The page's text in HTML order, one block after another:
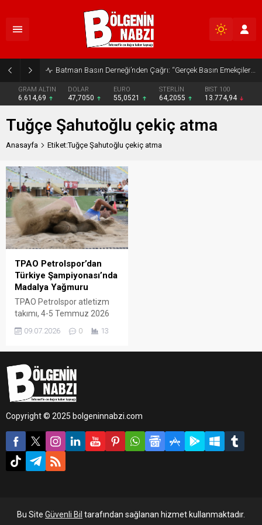
Batman Basın Derneği’nden Çağrı: “Gerçek Basın Emekçileri Desteklenmeli”
GRAM ALTIN
6.614,69
DOLAR
47,7050
EURO
55,0521
STERLİN
64,2055
BIST 100
13.774,94
Tuğçe Şahutoğlu çekiç atma
Anasayfa Etiket:Tuğçe Şahutoğlu çekiç atma
TPAO Petrolspor’dan
Türkiye Şampiyonası’nda
Madalya Yağmuru
TPAO Petrolspor atletizm
takımı, 4-5 Temmuz 2026
tarihlerinde İzmir’de
düzenlenen Yeşilay U-23 ve
vurdu.
09.07.2026 0 13
Copyright © 2025 bolgeninnabzi.com
Bu Site Güvenli Bil tarafından sağlanan hizmet kullanmaktadır.